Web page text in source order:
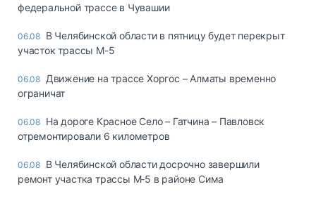
федеральной трассе в Чувашии
06.08 В Челябинской области в пятницу будет перекрыт
участок трассы М-5
06.08 Движение на трассе Хоргос – Алматы временно
ограничат
06.08 На дороге Красное Село – Гатчина – Павловск
отремонтировали 6 километров
06.08 В Челябинской области досрочно завершили
ремонт участка трассы М‑5 в районе Сима